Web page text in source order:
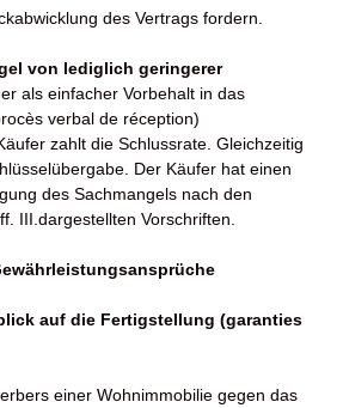
des Vertrags fordern.
von lediglich geringerer
als einfacher Vorbehalt in das
verbal de réception)
zahlt die Schlussrate. Gleichzeitig
Der Käufer hat einen
des Sachmangels nach den
III.dargestellten Vorschriften.
auf die Fertigstellung (garanties
einer Wohnimmobilie gegen das